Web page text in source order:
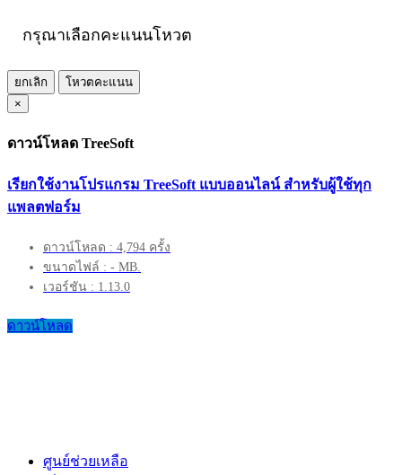
กรุณาเลือกคะแนนโหวต
ยกเลิก
โหวตคะแนน
×
ดาวน์โหลด TreeSoft
เรียกใช้งานโปรแกรม TreeSoft แบบออนไลน์ สำหรับผู้ใช้ทุก
แพลตฟอร์ม
ดาวน์โหลด : 4,794 ครั้ง
ขนาดไฟล์ : - MB.
เวอร์ชัน : 1.13.0
ดาวน์โหลด
ศูนย์ช่วยเหลือ